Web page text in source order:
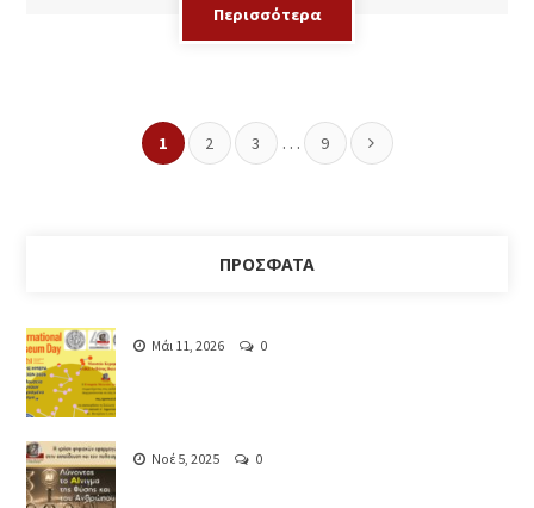
Περισσότερα
1 2 3 … 9
ΠΡΌΣΦΑΤΑ
Μάι 11, 2026 0
Νοέ 5, 2025 0